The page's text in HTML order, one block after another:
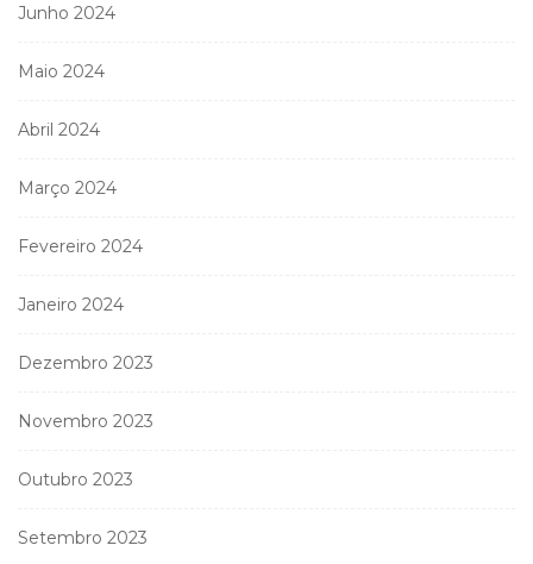
Junho 2024
Maio 2024
Abril 2024
Março 2024
Fevereiro 2024
Janeiro 2024
Dezembro 2023
Novembro 2023
Outubro 2023
Setembro 2023